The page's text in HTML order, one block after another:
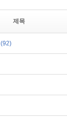
제목
(92)